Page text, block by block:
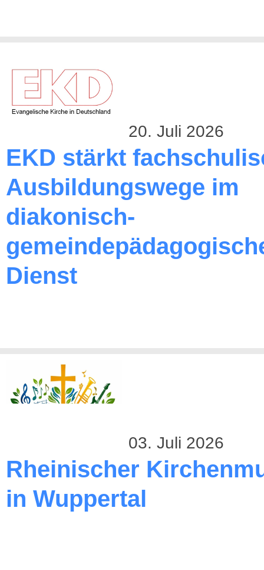
20. Juli 2026
EKD stärkt
Ausbildungswege im
diakonisch-
Dienst
03. Juli 2026
Rheinischer
in Wuppertal